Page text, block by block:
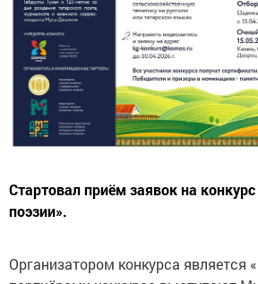
Стартовал приём заявок на
поэзии».
Организатором конкурса